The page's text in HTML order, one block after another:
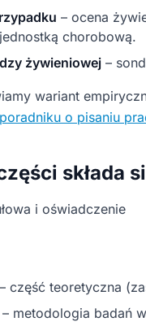
– ocena
chorobową.
żywieniowej –
wariant
poradniku o pisaniu
składa
i oświadczenie
– część teoretyczna
– metodologia badań